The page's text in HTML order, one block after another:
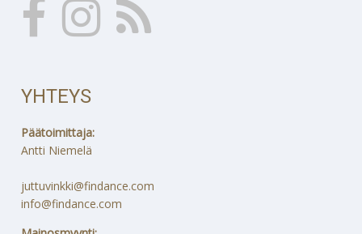
YHTEYS
Päätoimittaja:
Antti Niemelä
juttuvinkki@findance.com
info@findance.com